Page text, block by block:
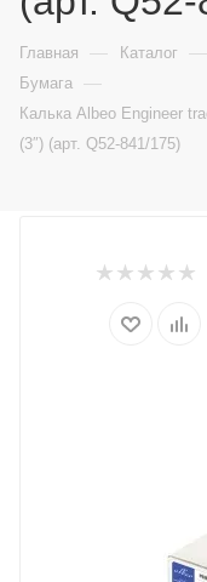
Главная — Каталог —
Бумага —
Калька Albeo Engineer
(3″) (арт. Q52-841/175)